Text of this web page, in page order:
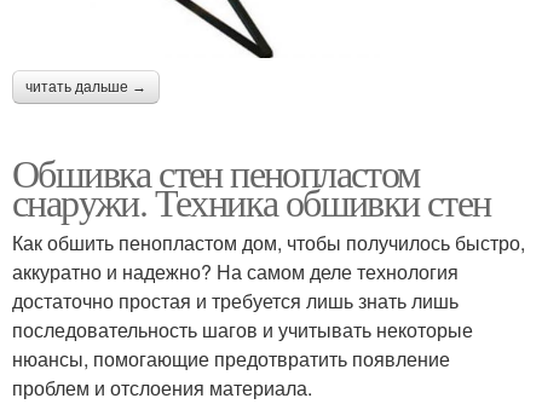
читать дальше →
Обшивка стен пенопластом
снаружи. Техника обшивки стен
Как обшить пенопластом дом, чтобы получилось быстро,
аккуратно и надежно? На самом деле технология
достаточно простая и требуется лишь знать лишь
последовательность шагов и учитывать некоторые
нюансы, помогающие предотвратить появление
проблем и отслоения материала.